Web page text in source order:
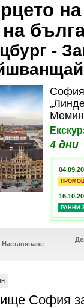
-
4 дни
РАННИ
Настаняване
София